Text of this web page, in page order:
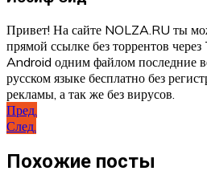
Привет! На сайте NOLZA.RU ты
прямой ссылке без торрентов
Android одним файлом последние
русском языке бесплатно без
рекламы, а так же без вирусов.
Навигация
по
записям
Пред.
След.
Похожие посты